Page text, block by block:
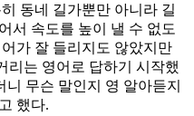
동네 길가뿐만 아니라 길
서 속도를 높이 낼 수 없도
가 잘 들리지도 않았지만
리는 영어로 답하기 시작했
니 무슨 말인지 영 알아듣지
했다.